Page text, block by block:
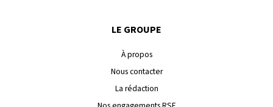
LE GROUPE
À propos
Nous contacter
La rédaction